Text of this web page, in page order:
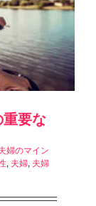
要な
婦のマイン
夫婦 夫婦